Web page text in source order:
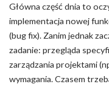
Główna część dnia to
implementacja nowej
(bug fix). Zanim jednak
zadanie: przegląda
zarządzania projektami
wymagania. Czasem